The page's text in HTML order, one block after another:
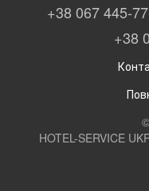
+38 067 445-
+38
HOTEL-SERVICE